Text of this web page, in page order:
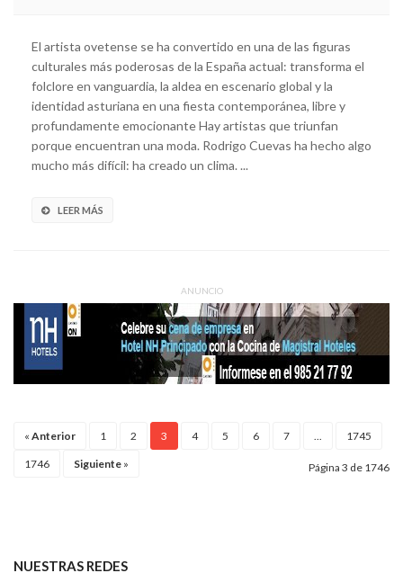
El artista ovetense se ha convertido en una de las figuras
culturales más poderosas de la España actual: transforma el
folclore en vanguardia, la aldea en escenario global y la
identidad asturiana en una fiesta contemporánea, libre y
profundamente emocionante Hay artistas que triunfan
porque encuentran una moda. Rodrigo Cuevas ha hecho algo
mucho más difícil: ha creado un clima. ...
LEER MÁS
ANUNCIO
« Anterior 1 2 3 4 5 6 7 1745
1746 Siguiente » Página 3 de 1746
NUESTRAS REDES